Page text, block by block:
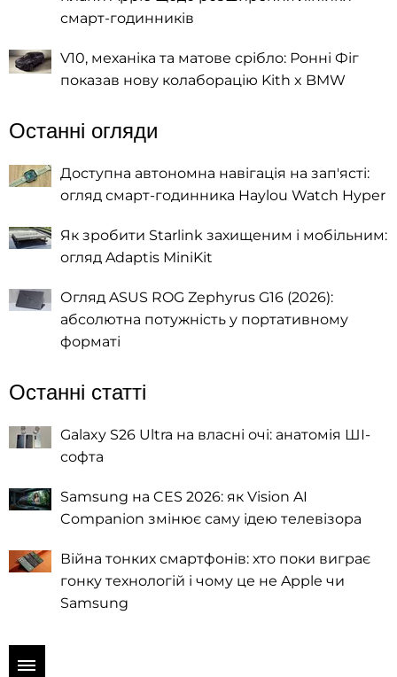
смарт-годинників
V10, механіка та матове срібло: Ронні Фіг
показав нову колаборацію Kith x BMW
Останні огляди
Доступна автономна навігація на зап'ясті:
огляд смарт-годинника Haylou Watch Hyper
Як зробити Starlink захищеним і мобільним:
огляд Adaptis MiniKit
Огляд ASUS ROG Zephyrus G16 (2026):
абсолютна потужність у портативному
форматі
Останні статті
Galaxy S26 Ultra на власні очі: анатомія ШІ-
софта
Samsung на CES 2026: як Vision AI
Companion змінює саму ідею телевізора
Війна тонких смартфонів: хто поки виграє
гонку технологій і чому це не Apple чи
Samsung